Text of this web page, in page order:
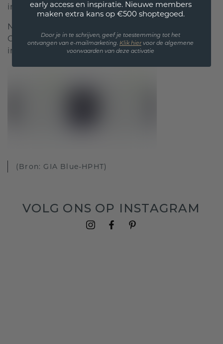
info@diamondsbyme.nl
Naast deze diamanten bieden wij ook Lab
Grown fancy colour diamonds aan, voor meer
informatie; klikhier.
(Bron: GIA Blue-HPHT)
VOLG ONS OP INSTAGRAM
early access en inspiratie. Nieuwe members
maken extra kans op €500 shoptegoed.
Door je in te schrijven, geef je toestemming tot het
ontvangen van e-mailmarketing. Klik hiervoor de algemene
voorwaarden van deze activatie